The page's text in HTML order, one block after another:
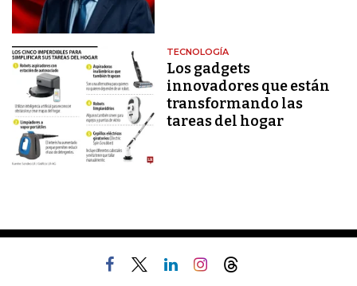
TECNOLOGÍA
Los gadgets
innovadores que están
transformando las
tareas del hogar